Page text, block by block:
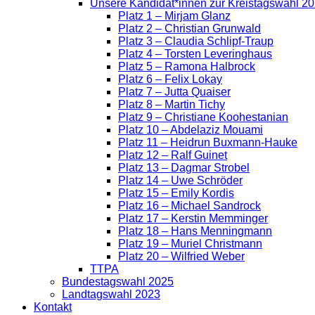
Unsere Kandidat*innen zur Kreistagswahl
Platz 1 – Mirjam Glanz
Platz 2 – Christian Grunwald
Platz 3 – Claudia Schlipf-Traup
Platz 4 – Torsten Leveringhaus
Platz 5 – Ramona Halbrock
Platz 6 – Felix Lokay
Platz 7 – Jutta Quaiser
Platz 8 – Martin Tichy
Platz 9 – Christiane Koohestanian
Platz 10 – Abdelaziz Mouami
Platz 11 – Heidrun Buxmann-Hauke
Platz 12 – Ralf Guinet
Platz 13 – Dagmar Strobel
Platz 14 – Uwe Schröder
Platz 15 – Emily Kordis
Platz 16 – Michael Sandrock
Platz 17 – Kerstin Memminger
Platz 18 – Hans Menningmann
Platz 19 – Muriel Christmann
Platz 20 – Wilfried Weber
TTPA
Bundestagswahl 2025
Landtagswahl 2023
Kontakt